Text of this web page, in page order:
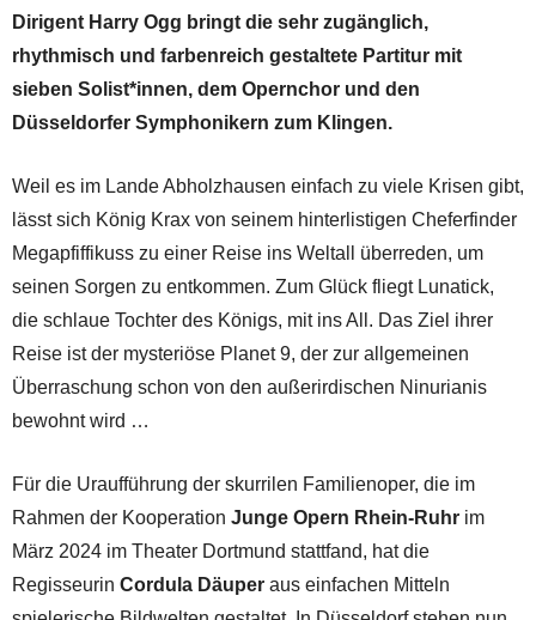
Dirigent Harry Ogg bringt die sehr zugänglich,
rhythmisch und farbenreich gestaltete Partitur mit
sieben Solist*innen, dem Opernchor und den
Düsseldorfer Symphonikern zum Klingen.
Weil es im Lande Abholzhausen einfach zu viele Krisen gibt,
lässt sich König Krax von seinem hinterlistigen Cheferfinder
Megapfiffikuss zu einer Reise ins Welt­all überreden, um
seinen Sorgen zu entkommen. Zum Glück fliegt Lunatick,
die schlaue Tochter des Königs, mit ins All. Das Ziel ihrer
Reise ist der mysteriöse Planet 9, der zur allgemeinen
Überraschung schon von den außerirdischen Ninurianis
bewohnt wird …
Für die Uraufführung der skurrilen Familienoper, die im
Rahmen der Kooperation Junge Opern Rhein-Ruhr im
März 2024 im Theater Dortmund stattfand, hat die
Regisseurin Cordula Däuper aus einfachen Mitteln